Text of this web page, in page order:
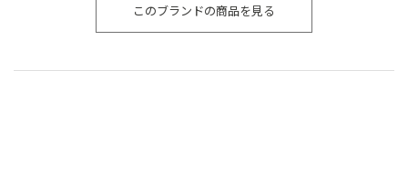
このブランドの商品を見る